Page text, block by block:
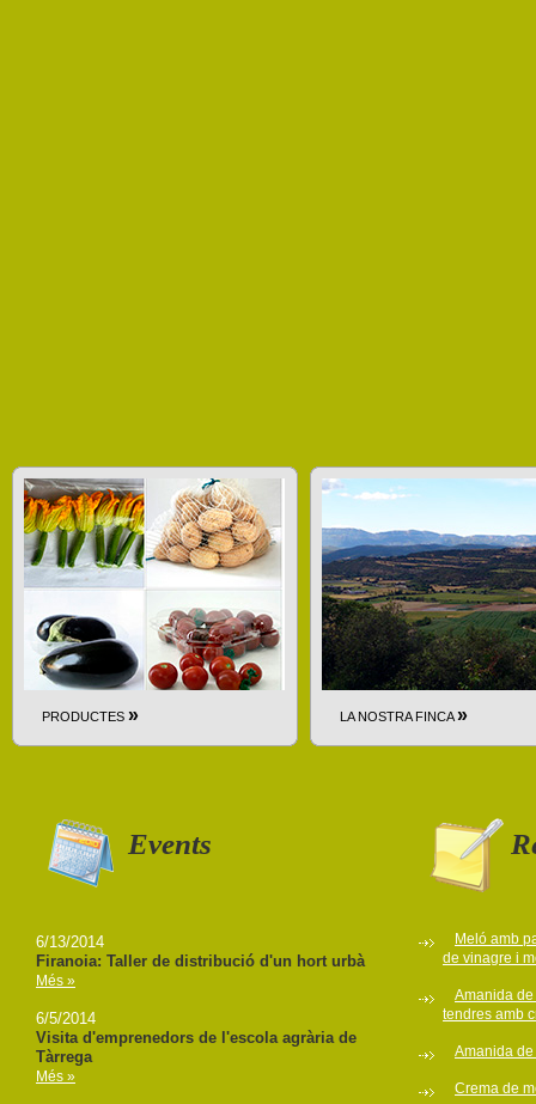
PRODUCTES » LA NOSTRA FINCA»
Events
6/13/2014
Firanoia: Taller de distribució d'un hort urbà
Més »
6/5/2014
Visita d'emprenedors de l'escola agrària de
Tàrrega
Més »
Meló amb
de vinagre i
Amanida
tendres amb
Amanida
Crema de